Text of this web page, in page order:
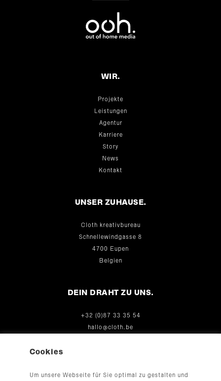
WIR.
Projekte
Leistungen
Agentur
Karriere
Story
News
Kontakt
UNSER ZUHAUSE.
Cloth kreativbureau
Schnellewindgasse 8
4700 Eupen
Belgien
DEIN DRAHT ZU UNS.
+32 (0)87 33 35 54
hallo@cloth.be
Cookies
Um unsere Webseite für Sie optimal zu gestalten und